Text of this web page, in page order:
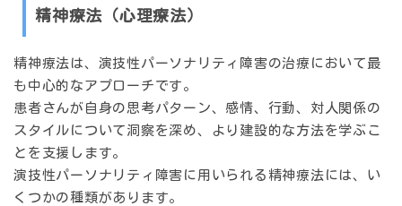
精神療法（心理療法）
精神療法は、演技性パーソナリティ障害の治療において最
も中心的なアプローチです。
患者さんが自身の思考パターン、感情、行動、対人関係の
スタイルについて洞察を深め、より建設的な方法を学ぶこ
とを支援します。
演技性パーソナリティ障害に用いられる精神療法には、い
くつかの種類があります。